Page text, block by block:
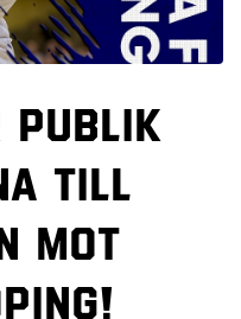
publik
till
mot